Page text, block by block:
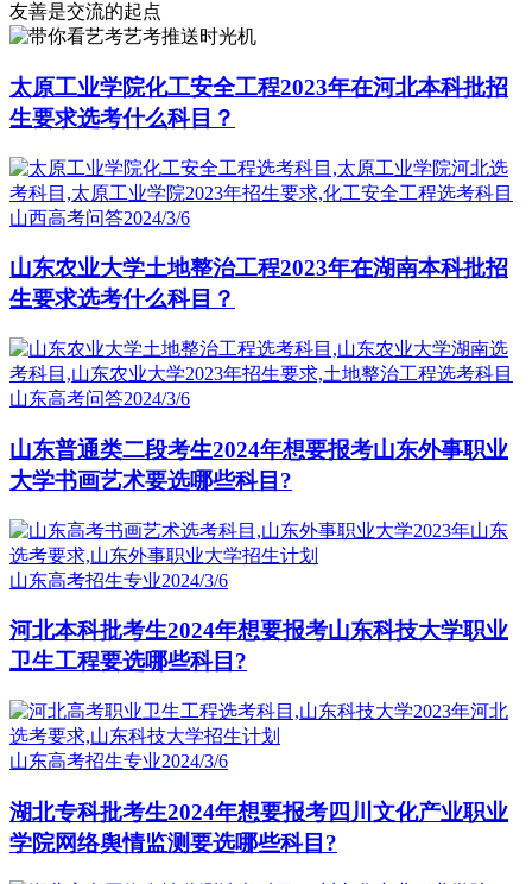
友善是交流的起点
艺考推送时光机
太原工业学院化工安全工程2023年在河北本科批招
生要求选考什么科目？
山西高考问答2024/3/6
山东农业大学土地整治工程2023年在湖南本科批招
生要求选考什么科目？
山东高考问答2024/3/6
山东普通类二段考生2024年想要报考山东外事职业
大学书画艺术要选哪些科目?
山东高考招生专业2024/3/6
河北本科批考生2024年想要报考山东科技大学职业
卫生工程要选哪些科目?
山东高考招生专业2024/3/6
湖北专科批考生2024年想要报考四川文化产业职业
学院网络舆情监测要选哪些科目?